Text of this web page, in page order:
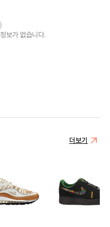
정보가 없습니다.
더보기